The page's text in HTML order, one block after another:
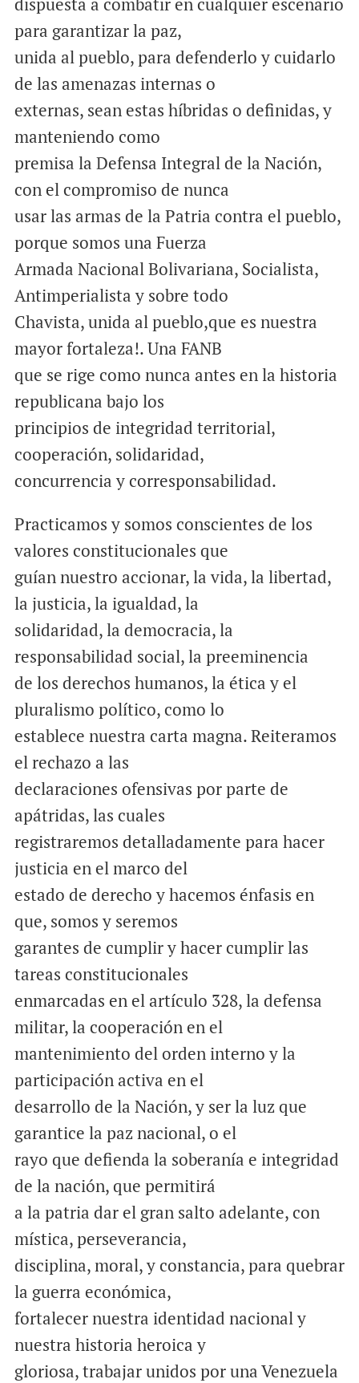
para garantizar la paz,
unida al pueblo, para defenderlo y cuidarlo
de las amenazas internas o
externas, sean estas híbridas o definidas, y
manteniendo como
premisa la Defensa Integral de la Nación,
con el compromiso de nunca
usar las armas de la Patria contra el pueblo,
porque somos una Fuerza
Armada Nacional Bolivariana, Socialista,
Antimperialista y sobre todo
Chavista, unida al pueblo,que es nuestra
mayor fortaleza!. Una FANB
que se rige como nunca antes en la historia
republicana bajo los
principios de integridad territorial,
cooperación, solidaridad,
concurrencia y corresponsabilidad.
Practicamos y somos conscientes de los
valores constitucionales que
guían nuestro accionar, la vida, la libertad,
la justicia, la igualdad, la
solidaridad, la democracia, la
responsabilidad social, la preeminencia
de los derechos humanos, la ética y el
pluralismo político, como lo
establece nuestra carta magna. Reiteramos
el rechazo a las
declaraciones ofensivas por parte de
apátridas, las cuales
registraremos detalladamente para hacer
justicia en el marco del
estado de derecho y hacemos énfasis en
que, somos y seremos
garantes de cumplir y hacer cumplir las
tareas constitucionales
enmarcadas en el artículo 328, la defensa
militar, la cooperación en el
mantenimiento del orden interno y la
participación activa en el
desarrollo de la Nación, y ser la luz que
garantice la paz nacional, o el
rayo que defienda la soberanía e integridad
de la nación, que permitirá
a la patria dar el gran salto adelante, con
mística, perseverancia,
disciplina, moral, y constancia, para quebrar
la guerra económica,
fortalecer nuestra identidad nacional y
nuestra historia heroica y
gloriosa, trabajar unidos por una Venezuela